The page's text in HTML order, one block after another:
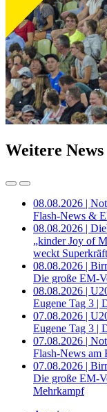
Weitere News
08.08.2026 |
Flash-News &
08.08.2026 |
„kinder Joy of
weckt
08.08.2026 |
Die große EM-
08.08.2026 |
Eugene Tag 3 |
07.08.2026 |
Eugene Tag 3 |
07.08.2026 |
Flash-News am
07.08.2026 |
Die große EM-
Mehrkampf